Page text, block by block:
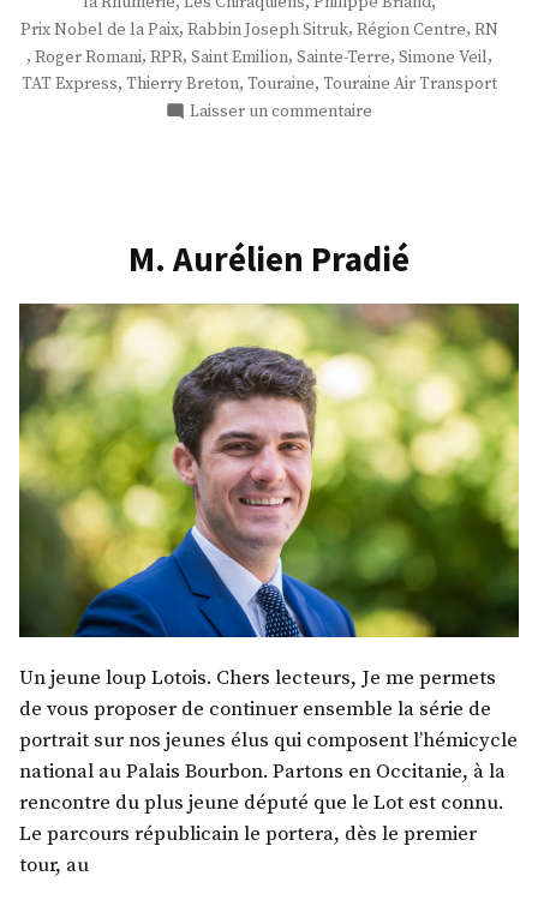
Prix Nobel de la Paix, Rabbin Joseph Sitruk, Région Centre, RN
, Roger Romani, RPR, Saint Emilion, Sainte-Terre, Simone Veil,
TAT Express, Thierry Breton, Touraine, Touraine Air Transport
Laisser un commentaire
M. Aurélien Pradié
Un jeune loup Lotois. Chers lecteurs, Je me permets
de vous proposer de continuer ensemble la série de
portrait sur nos jeunes élus qui composent l’hémicycle
national au Palais Bourbon. Partons en Occitanie, à la
rencontre du plus jeune député que le Lot est connu.
Le parcours républicain le portera, dès le premier
tour, au